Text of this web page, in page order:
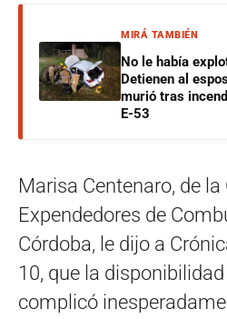
MIRÁ TAMBIÉN
No le había
Detienen al
murió tras
E-53
Marisa Centenaro, de
Expendedores de
Córdoba, le dijo a
10, que la
complicó